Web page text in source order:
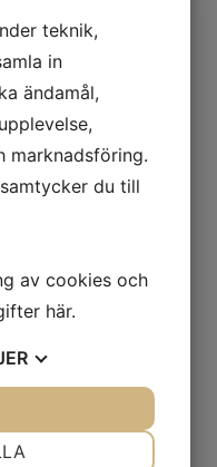
mm
L 2750
golv)
teknik,
in
ändamål,
marknadsföring.
du till
av cookies och
här.